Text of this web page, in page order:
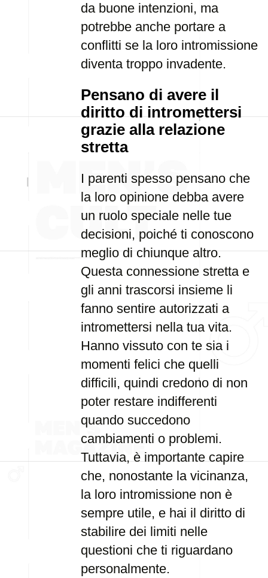
da buone intenzioni, ma
potrebbe anche portare a
conflitti se la loro intromissione
diventa troppo invadente.
Pensano di avere il
diritto di intromettersi
grazie alla relazione
stretta
I parenti spesso pensano che
la loro opinione debba avere
un ruolo speciale nelle tue
decisioni, poiché ti conoscono
meglio di chiunque altro.
Questa connessione stretta e
gli anni trascorsi insieme li
fanno sentire autorizzati a
intromettersi nella tua vita.
Hanno vissuto con te sia i
momenti felici che quelli
difficili, quindi credono di non
poter restare indifferenti
quando succedono
cambiamenti o problemi.
Tuttavia, è importante capire
che, nonostante la vicinanza,
la loro intromissione non è
sempre utile, e hai il diritto di
stabilire dei limiti nelle
questioni che ti riguardano
personalmente.